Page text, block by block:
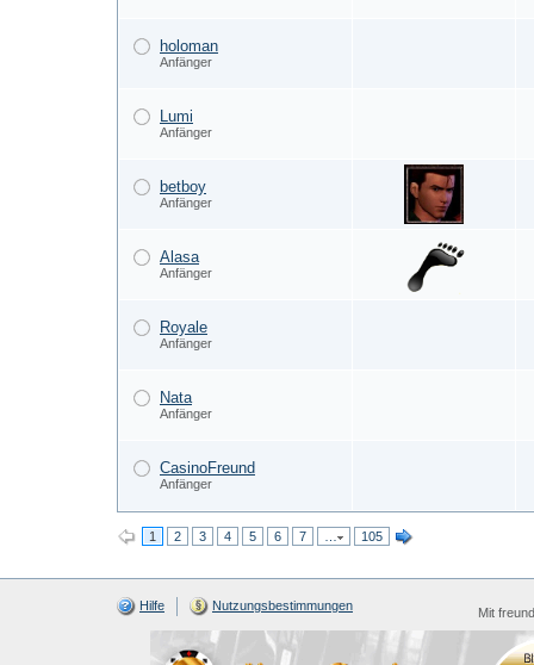
holoman
Anfänger
Lumi
Anfänger
betboy
Anfänger
Alasa
Anfänger
Royale
Anfänger
Nata
Anfänger
CasinoFreund
Anfänger
1 2 3 4 5 6 7 … 105
Hilfe Nutzungsbestimmungen
Mit